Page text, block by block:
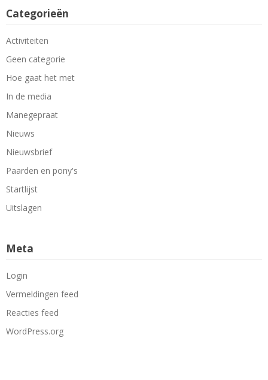
Categorieën
Activiteiten
Geen categorie
Hoe gaat het met
In de media
Manegepraat
Nieuws
Nieuwsbrief
Paarden en pony's
Startlijst
Uitslagen
Meta
Login
Vermeldingen feed
Reacties feed
WordPress.org